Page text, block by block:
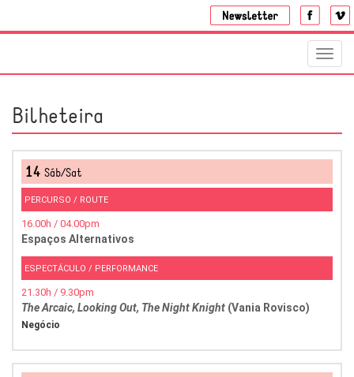
Bilheteira
14 Sáb/Sat
PERCURSO / ROUTE
16.00h / 04.00pm
Espaços Alternativos
ESPECTÁCULO / PERFORMANCE
21.30h / 9.30pm
The Arcaic, Looking Out, The Night Knight (Vania Rovisco)
Negócio